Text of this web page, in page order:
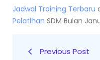
Jadwal Training Terbaru
Pelatihan SDM Bulan
Previous Post